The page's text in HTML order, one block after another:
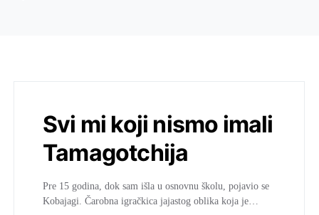
Svi mi koji nismo imali
Tamagotchija
Pre 15 godina, dok sam išla u osnovnu školu, pojavio se
Kobajagi. Čarobna igračkica jajastog oblika koja je…